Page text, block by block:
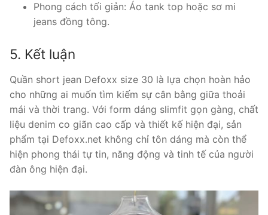
Phong cách tối giản: Áo tank top hoặc sơ mi
jeans đồng tông.
5. Kết luận
Quần short jean Defoxx size 30 là lựa chọn hoàn hảo
cho những ai muốn tìm kiếm sự cân bằng giữa thoải
mái và thời trang. Với form dáng slimfit gọn gàng, chất
liệu denim co giãn cao cấp và thiết kế hiện đại, sản
phẩm tại Defoxx.net không chỉ tôn dáng mà còn thể
hiện phong thái tự tin, năng động và tinh tế của người
đàn ông hiện đại.